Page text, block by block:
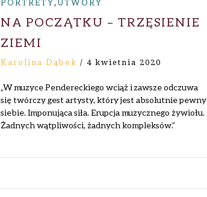
PORTRETY,UTWORY
NA POCZĄTKU – TRZĘSIENIE
ZIEMI
Karolina Dąbek / 4 kwietnia 2020
„W muzyce Pendereckiego wciąż i zawsze odczuwa
się twórczy gest artysty, który jest absolutnie pewny
siebie. Imponująca siła. Erupcja muzycznego żywiołu.
Żadnych wątpliwości, żadnych kompleksów.”